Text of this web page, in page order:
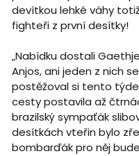
devítkou lehké váhy
fighteři z první desítky!
„Nabídku dostali
Anjos, ani jeden z nich
postěžoval si tento
cesty postavila až
brazilský sympaťák
desítkách vteřin bylo
bombarďák pro něj